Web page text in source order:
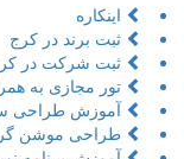
اینکاره
ثبت برند در کرج
ثبت شرکت در
تور مجازی به همراه
آموزش طراحی
طراحی موشن